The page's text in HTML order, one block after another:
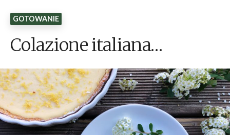
GOTOWANIE
Colazione italiana…